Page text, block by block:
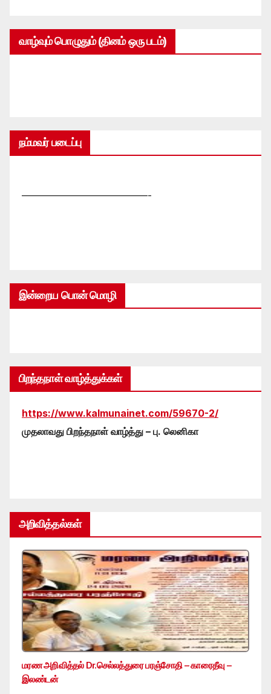
வாழ்வும் பொழுதும் (தினம் ஒரு படம்)
நம்மவர் படைப்பு
—————————————-
இன்றைய பொன் மொழி
பிறந்தநாள் வாழ்த்துக்கள்
https://www.kalmunainet.com/59670-2/
முதலாவது பிறந்தநாள் வாழ்த்து – பு. லெனிகா
அறிவித்தல்கள்
மரண அறிவித்தல் Dr.செல்லத்துரை பரஞ்சோதி – காரைதீவு –
இலண்டன்